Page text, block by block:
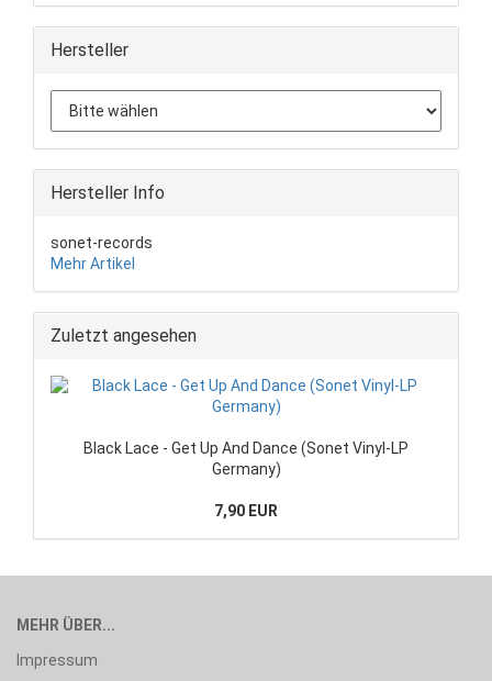
Hersteller
Hersteller Info
sonet-records
Mehr Artikel
Zuletzt angesehen
Black Lace - Get Up And Dance (Sonet Vinyl-LP
Germany)
7,90 EUR
MEHR ÜBER...
Impressum